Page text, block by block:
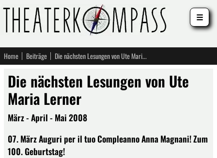
Home Beiträge Die nächsten Lesungen von Ute Maria Lerner
Die nächsten Lesungen von Ute
Maria Lerner
März - April - Mai 2008
07. März Auguri per il tuo Compleanno Anna Magnani! Zum
100. Geburtstag!
☰